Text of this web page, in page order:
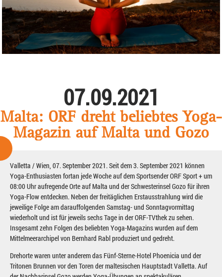
07.09.2021
Malta: ORF dreht beliebtes Yoga-
Magazin auf Malta und Gozo
Valletta / Wien, 07. September 2021. Seit dem 3. September 2021 können
Yoga-Enthusiasten fortan jede Woche auf dem Sportsender ORF Sport + um
08:00 Uhr aufregende Orte auf Malta und der Schwesterinsel Gozo für ihren
Yoga-Flow entdecken. Neben der freitäglichen Erstausstrahlung wird die
jeweilige Folge am darauffolgenden Samstag- und Sonntagvormittag
wiederholt und ist für jeweils sechs Tage in der ORF-TVthek zu sehen.
Insgesamt zehn Folgen des beliebten Yoga-Magazins wurden auf dem
Mittelmeerarchipel von Bernhard Rabl produziert und gedreht.
Drehorte waren unter anderem das Fünf-Sterne-Hotel Phoenicia und der
Tritonen Brunnen vor den Toren der maltesischen Hauptstadt Valletta. Auf